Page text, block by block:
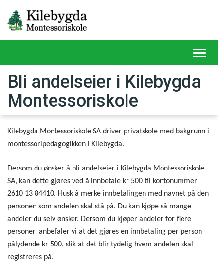
Bli andelseier i Kilebygda
Montessoriskole
Kilebygda Montessoriskole SA driver privatskole med bakgrunn i
montessoripedagogikken i Kilebygda.
Dersom du ønsker å bli andelseier i Kilebygda Montessoriskole
SA, kan dette gjøres ved å innbetale kr 500 til kontonummer
2610 13 84410. Husk å merke innbetalingen med navnet på den
personen som andelen skal stå på. Du kan kjøpe så mange
andeler du selv ønsker. Dersom du kjøper andeler for flere
personer, anbefaler vi at det gjøres en innbetaling per person
pålydende kr 500, slik at det blir tydelig hvem andelen skal
registreres på.